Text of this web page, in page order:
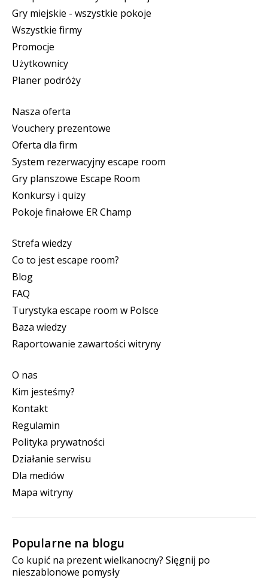
Gry miejskie - wszystkie pokoje
Wszystkie firmy
Promocje
Użytkownicy
Planer podróży
Nasza oferta
Vouchery prezentowe
Oferta dla firm
System rezerwacyjny escape room
Gry planszowe Escape Room
Konkursy i quizy
Pokoje finałowe ER Champ
Strefa wiedzy
Co to jest escape room?
Blog
FAQ
Turystyka escape room w Polsce
Baza wiedzy
Raportowanie zawartości witryny
O nas
Kim jesteśmy?
Kontakt
Regulamin
Polityka prywatności
Działanie serwisu
Dla mediów
Mapa witryny
Popularne na blogu
Co kupić na prezent wielkanocny? Sięgnij po
nieszablonowe pomysły